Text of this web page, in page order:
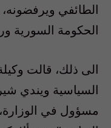
الطائفي
الحكومة السورية
الى ذلك، قالت
السياسية ويندي
مسؤول في